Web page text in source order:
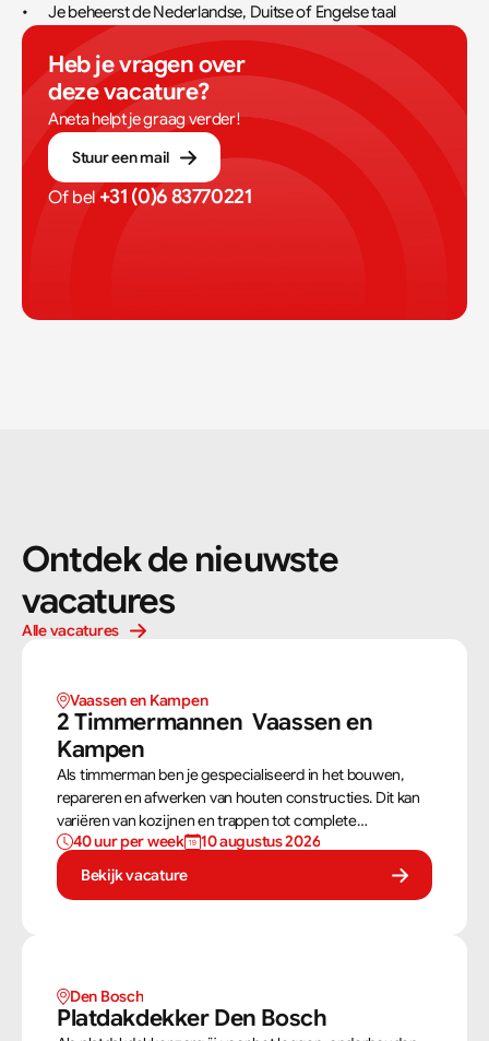
•	Je beheerst de Nederlandse, Duitse of Engelse taal
Heb je vragen over
deze vacature?
Aneta helpt je graag verder!
Stuur een mail
Of bel +31 (0)6 83770221
Ontdek de nieuwste
vacatures
Alle vacatures
Vaassen en Kampen
2 Timmermannen  Vaassen en
Kampen
Als timmerman ben je gespecialiseerd in het bouwen,
repareren en afwerken van houten constructies. Dit kan
variëren van kozijnen en trappen tot complete
dakconstructies en gevels. Aan de hand van
bouwtekeningen zorg jij ervoor dat een constructie
zowel stevig als netjes is afgewerkt.
40 uur per week
10 augustus 2026
Bekijk vacature
Den Bosch
Platdakdekker Den Bosch